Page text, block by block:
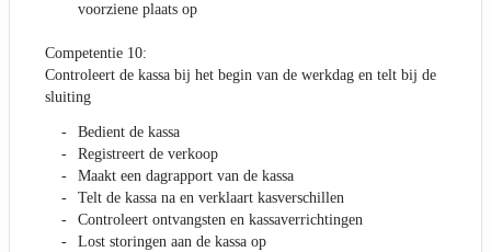
voorziene plaats op
Competentie 10:
Controleert de kassa bij het begin van de werkdag en telt bij de
sluiting
Bedient de kassa
Registreert de verkoop
Maakt een dagrapport van de kassa
Telt de kassa na en verklaart kasverschillen
Controleert ontvangsten en kassaverrichtingen
Lost storingen aan de kassa op